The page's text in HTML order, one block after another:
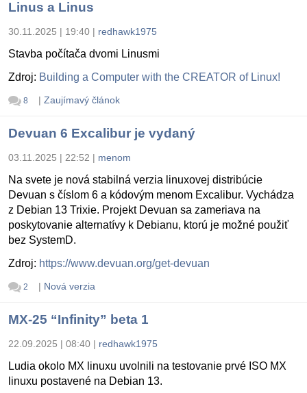
Linus a Linus
30.11.2025 | 19:40 | redhawk1975
Stavba počítača dvomi Linusmi
Zdroj: Building a Computer with the CREATOR of Linux!
8 | Zaujímavý článok
Devuan 6 Excalibur je vydaný
03.11.2025 | 22:52 | menom
Na svete je nová stabilná verzia linuxovej distribúcie
Devuan s číslom 6 a kódovým menom Excalibur. Vychádza
z Debian 13 Trixie. Projekt Devuan sa zameriava na
poskytovanie alternatívy k Debianu, ktorú je možné použiť
bez SystemD.
Zdroj: https://www.devuan.org/get-devuan
2 | Nová verzia
MX-25 “Infinity” beta 1
22.09.2025 | 08:40 | redhawk1975
Ludia okolo MX linuxu uvolnili na testovanie prvé ISO MX
linuxu postavené na Debian 13.